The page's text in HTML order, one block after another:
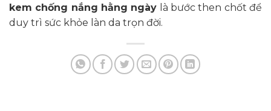
kem chống nắng hằng ngày là bước then chốt để
duy trì sức khỏe làn da trọn đời.